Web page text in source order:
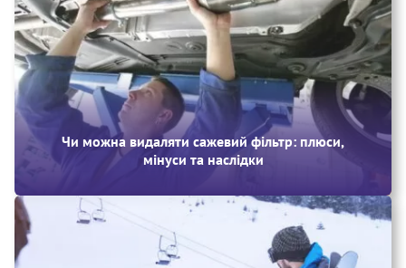
Чи можна видаляти сажевий фільтр: плюси,
мінуси та наслідки